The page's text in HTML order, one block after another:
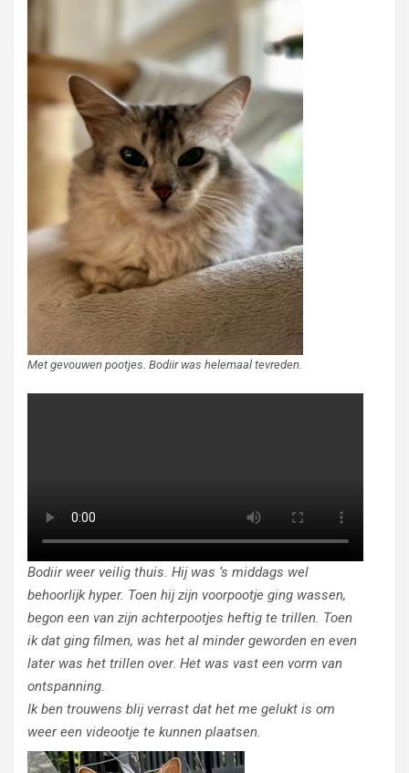
Met gevouwen pootjes. Bodiir was helemaal tevreden.
Bodiir weer veilig thuis. Hij was ‘s middags wel
behoorlijk hyper. Toen hij zijn voorpootje ging wassen,
begon een van zijn achterpootjes heftig te trillen. Toen
ik dat ging filmen, was het al minder geworden en even
later was het trillen over. Het was vast een vorm van
ontspanning.
Ik ben trouwens blij verrast dat het me gelukt is om
weer een videootje te kunnen plaatsen.